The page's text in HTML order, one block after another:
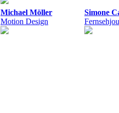
Michael Möller
Motion Design
Simone